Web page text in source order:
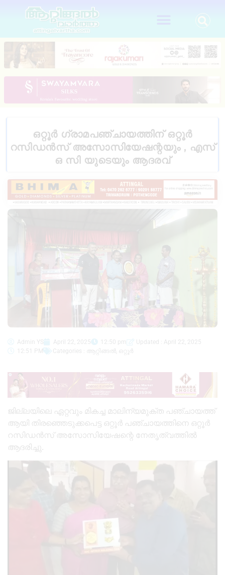
ഒറ്റൂർ ഗ്രാമപഞ്ചായത്തിന് ഒറ്റൂർ
റസിഡൻസ് അസോസിയേഷന്റയും , എസ്
ഒ സി യുടെയും ആദരവ്
Admin YS April 22, 2025 12:50 pm
Updated : April 22, 2025
12:51 PM
Categories : ആറ്റിങ്ങൽ ഒറ്റൂർ
ജില്ലയിലെ ഏറ്റവും മികച്ച മാലിന്യമുക്ത പഞ്ചായത്ത്‌
ആയി തിരഞ്ഞെടുക്കപെട്ട ഒറ്റൂർ പഞ്ചായത്തിനെ ഒറ്റൂർ
റസിഡൻസ് അസോസിയേഷന്റെ നേതൃത്വത്തിൽ
ആദരിച്ചു.